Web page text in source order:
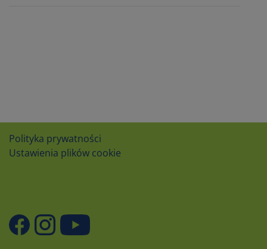
Polityka prywatności
Ustawienia plików cookie